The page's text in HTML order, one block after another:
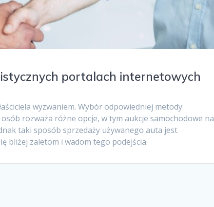
portalach internetowych
wyzwaniem. Wybór odpowiedniej metody
rozważa różne opcje, w tym aukcje samochodowe na
taki sposób sprzedaży używanego auta jest
bliżej zaletom i wadom tego podejścia.